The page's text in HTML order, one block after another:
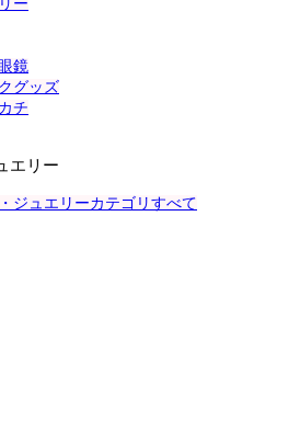
ー
鏡
グッズ
チ
エリー
ジュエリーカテゴリすべて